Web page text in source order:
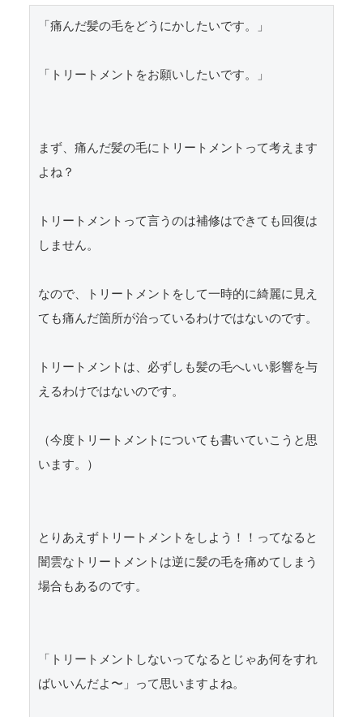
「痛んだ髪の毛をどうにかしたいです。」
「トリートメントをお願いしたいです。」
まず、痛んだ髪の毛にトリートメントって考えます
よね？
トリートメントって言うのは補修はできても回復は
しません。
なので、トリートメントをして一時的に綺麗に見え
ても痛んだ箇所が治っているわけではないのです。
トリートメントは、必ずしも髪の毛へいい影響を与
えるわけではないのです。
（今度トリートメントについても書いていこうと思
います。）
とりあえずトリートメントをしよう！！ってなると
闇雲なトリートメントは逆に髪の毛を痛めてしまう
場合もあるのです。
「トリートメントしないってなるとじゃあ何をすれ
ばいいんだよ〜」って思いますよね。